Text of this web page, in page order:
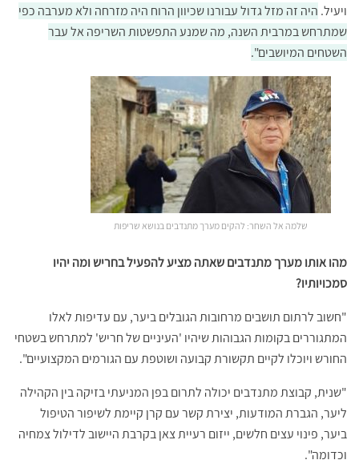
ויעיל. היה זה מזל גדול עבורנו שכיוון הרוח היה מזרחה ולא מערבה כפי
שמתרחש במרבית השנה, מה שמנע התפשטות השריפה אל עבר
השטחים המיושבים".
שלמה אל השחר: להקים מערך מתנדבים בנושא שריפות
מהו אותו מערך מתנדבים שאתה מציע להפעיל בחריש ומה יהיו
סמכויותיו?
"חשוב לרתום תושבים מרחובות הגובלים ביער, עם עדיפות לאלו
המתגוררים בקומות הגבוהות שיהיו 'העיניים של חריש' למתרחש בשטחי
החורש ויוכלו לקיים תקשורת קבועה ושוטפת עם הגורמים המקצועיים".
"שנית, קבוצת מתנדבים יכולה לתרום בפן המניעתי בזיקה בין הקהילה
ליער, הגברת המודעות, יצירת קשר עם קרן קיימת לשיפור הטיפול
ביער, פינוי עצים חלשים, ייזום רעיית צאן בקרבת היישוב לדילול צמחיה
וכדומה".